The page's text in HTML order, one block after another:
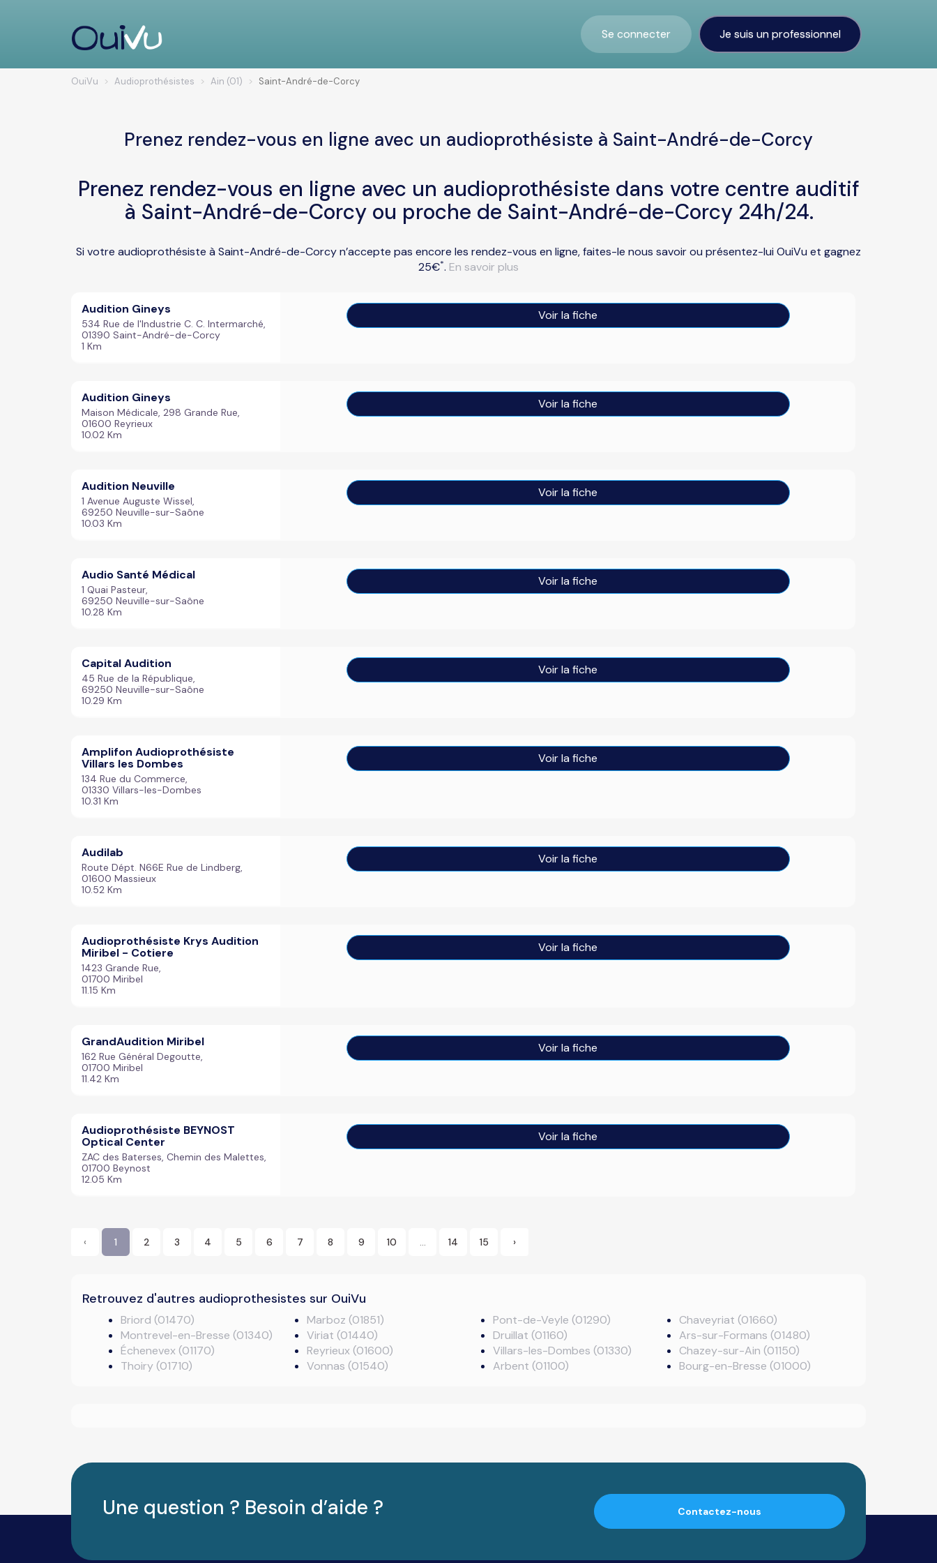
Se connecter Je suis un professionnel
OuiVu Audioprothésistes Ain (01) Saint-André-de-Corcy
Prenez rendez-vous en ligne avec un audioprothésiste à Saint-André-de-Corcy
Prenez rendez-vous en ligne avec un audioprothésiste dans votre centre auditif
à Saint-André-de-Corcy ou proche de Saint-André-de-Corcy 24h/24.
Si votre audioprothésiste à Saint-André-de-Corcy n’accepte pas encore les rendez-vous en ligne, faites-le nous savoir ou présentez-lui OuiVu et gagnez
25€*. En savoir plus
Audition Gineys
534 Rue de l'Industrie C. C. Intermarché,
01390 Saint-André-de-Corcy
1 Km
Voir la fiche
Audition Gineys
Maison Médicale, 298 Grande Rue,
01600 Reyrieux
10.02 Km
Voir la fiche
Audition Neuville
1 Avenue Auguste Wissel,
69250 Neuville-sur-Saône
10.03 Km
Voir la fiche
Audio Santé Médical
1 Quai Pasteur,
69250 Neuville-sur-Saône
10.28 Km
Voir la fiche
Capital Audition
45 Rue de la République,
69250 Neuville-sur-Saône
10.29 Km
Voir la fiche
Amplifon Audioprothésiste
Villars les Dombes
134 Rue du Commerce,
01330 Villars-les-Dombes
10.31 Km
Voir la fiche
Audilab
Route Dépt. N66E Rue de Lindberg,
01600 Massieux
10.52 Km
Voir la fiche
Audioprothésiste Krys Audition
Miribel - Cotiere
1423 Grande Rue,
01700 Miribel
11.15 Km
Voir la fiche
GrandAudition Miribel
162 Rue Général Degoutte,
01700 Miribel
11.42 Km
Voir la fiche
Audioprothésiste BEYNOST
Optical Center
ZAC des Baterses, Chemin des Malettes,
01700 Beynost
12.05 Km
Voir la fiche
‹ 1 2 3 4 5 6 7 8 9 10 ... 14 15 ›
Retrouvez d'autres audioprothesistes sur OuiVu
Briord (01470)
Montrevel-en-Bresse (01340)
Échenevex (01170)
Thoiry (01710)
Marboz (01851)
Viriat (01440)
Reyrieux (01600)
Vonnas (01540)
Pont-de-Veyle (01290)
Druillat (01160)
Villars-les-Dombes (01330)
Arbent (01100)
Chaveyriat (01660)
Ars-sur-Formans (01480)
Chazey-sur-Ain (01150)
Bourg-en-Bresse (01000)
Une question ? Besoin d’aide ? Contactez-nous